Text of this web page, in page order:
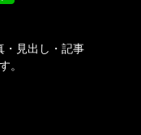
・見出し・記事
。